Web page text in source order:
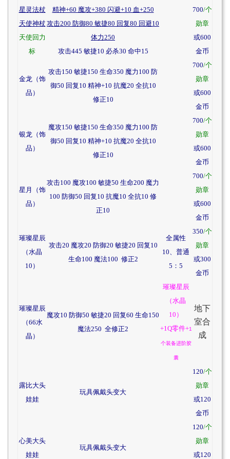
星灵法杖
天使神杖
天使回力
标
精神+60 魔攻+380 闪避+10 血+250
攻击200 防御80 敏捷80 回复80 回避10
体力250
攻击445 敏捷10 必杀30 命中15
700/个
勋章
或600
金币
金龙（饰
品）
攻击150 敏捷150 生命350 魔力100 防
御50 回复10 精神+10 抗魔20 全抗10
修正10
700/个
勋章
或600
金币
银龙（饰
品）
魔攻150 敏捷150 生命350 魔力100 防
御50 回复10 精神+10 抗魔20 全抗10
修正10
700/个
勋章
或600
金币
星月（饰
品）
攻击100 魔攻100 敏捷50 生命200 魔力
100 防御50 回复10 抗魔10 全抗10 修
正10
700/个
勋章
或600
金币
璀璨星辰
（水晶
10）
攻击20 魔攻20 防御20 敏捷20 回复10
生命100 魔法100 修正2
全属性
10、普通
5：5
350/个
勋章
或300
金币
璀璨星辰
（66水
晶）
魔攻10 防御50 敏捷20 回复60 生命150
魔法250 全修正2
璀璨星辰
（水晶
10）
+1Q零件+1
个装备进阶胶
囊
地下
室合
成
露比大头
娃娃
玩具佩戴头变大
120/个
勋章
或120
金币
心美大头
娃娃
玩具佩戴头变大
120/个
勋章
或120